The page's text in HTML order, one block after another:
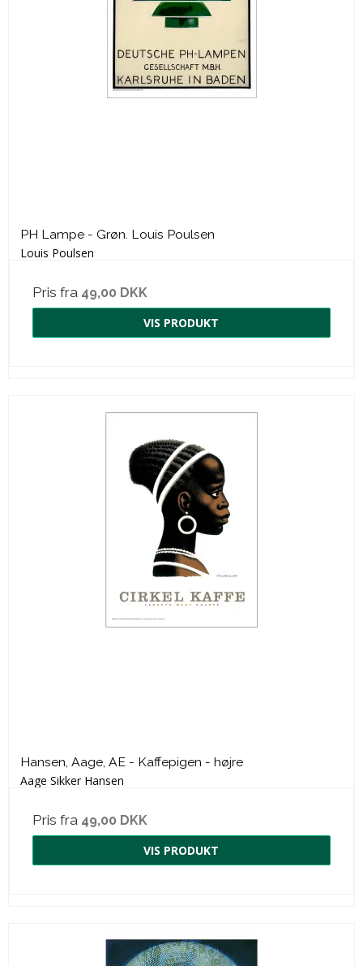
PH Lampe - Grøn. Louis Poulsen
Louis Poulsen
Pris fra 49,00 DKK
VIS PRODUKT
Hansen, Aage, AE - Kaffepigen - højre
Aage Sikker Hansen
Pris fra 49,00 DKK
VIS PRODUKT